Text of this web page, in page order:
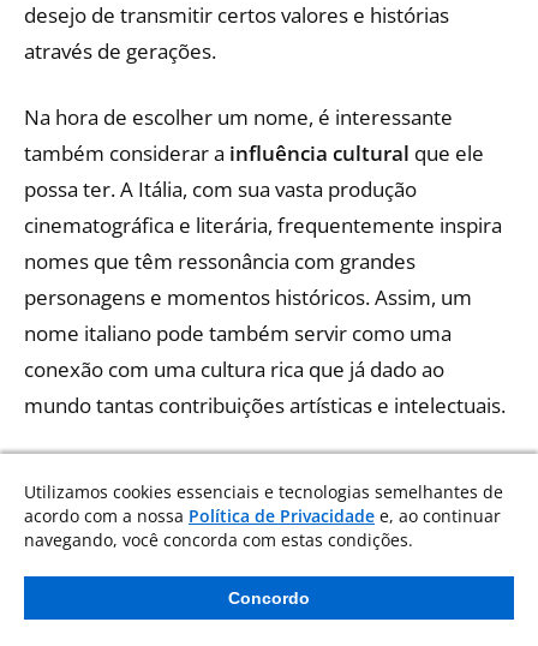
desejo de transmitir certos valores e histórias
através de gerações.
Na hora de escolher um nome, é interessante
também considerar a influência cultural que ele
possa ter. A Itália, com sua vasta produção
cinematográfica e literária, frequentemente inspira
nomes que têm ressonância com grandes
personagens e momentos históricos. Assim, um
nome italiano pode também servir como uma
conexão com uma cultura rica que já dado ao
mundo tantas contribuições artísticas e intelectuais.
italianos trazem umacombinação de tradição e
elegância . Compreender a história e o significado
por trás dos nomes pode ajudar na escolha do nome
ideal. Os nomes italianos continuam a encantar
Utilizamos cookies essenciais e tecnologias semelhantes de
acordo com a nossa Política de Privacidade e, ao continuar
navegando, você concorda com estas condições.
Concordo